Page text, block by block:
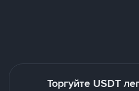
Торгуйте USDT